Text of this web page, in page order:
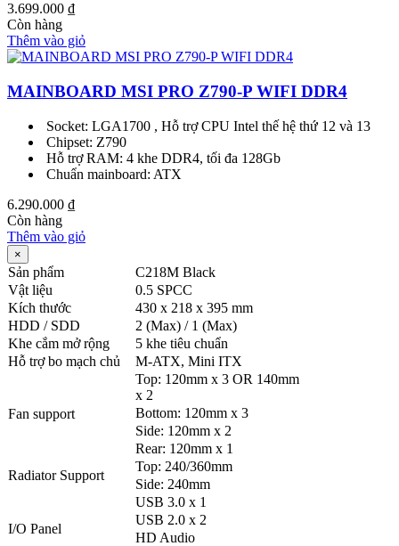
3.699.000 ₫
Còn hàng
Thêm vào giỏ
MAINBOARD MSI PRO Z790-P WIFI DDR4
Socket: LGA1700 , Hỗ trợ CPU Intel thế hệ thứ 12 và 13
Chipset: Z790
Hỗ trợ RAM: 4 khe DDR4, tối đa 128Gb
Chuẩn mainboard: ATX
6.290.000 ₫
Còn hàng
Thêm vào giỏ
×
Sản phẩm
C218M Black
Vật liệu
0.5 SPCC
Kích thước
430 x 218 x 395 mm
HDD / SDD
2 (Max) / 1 (Max)
Khe cắm mở rộng
5 khe tiêu chuẩn
Hỗ trợ bo mạch chủ
M-ATX, Mini ITX
Fan support
Top: 120mm x 3 OR 140mm
x 2
Bottom: 120mm x 3
Side: 120mm x 2
Rear: 120mm x 1
Radiator Support
Top: 240/360mm
Side: 240mm
I/O Panel
USB 3.0 x 1
USB 2.0 x 2
HD Audio